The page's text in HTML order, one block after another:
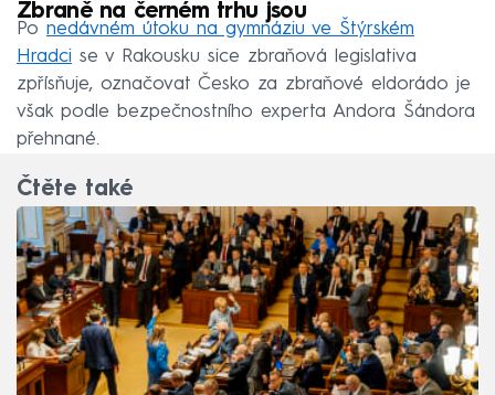
Zbraně na černém trhu jsou
Po nedávném útoku na gymnáziu ve Štýrském
Hradci se v Rakousku sice zbraňová legislativa
zpřísňuje, označovat Česko za zbraňové eldorádo je
však podle bezpečnostního experta Andora Šándora
přehnané.
Čtěte také